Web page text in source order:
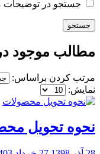
جستجو در
مطالب موجود
مرتب کردن براساس:
نمایش:
نحوه تحویل